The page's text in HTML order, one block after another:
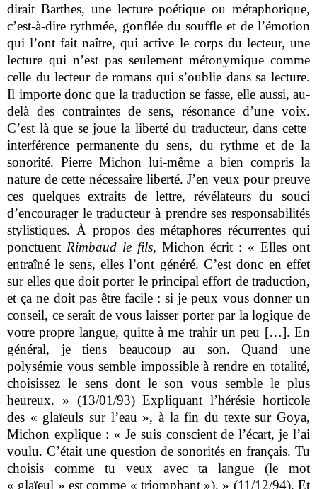
dirait Barthes, une lecture poétique ou métaphorique,
c’est-à-dire rythmée, gonflée du souffle et de l’émotion
qui l’ont fait naître, qui active le corps du lecteur, une
lecture qui n’est pas seulement métonymique comme
celle du lecteur de romans qui s’oublie dans sa lecture.
Il importe donc que la traduction se fasse, elle aussi, au-
delà des contraintes de sens, résonance d’une voix.
C’est là que se joue la liberté du traducteur, dans cette
interférence permanente du sens, du rythme et de la
sonorité. Pierre Michon lui-même a bien compris la
nature de cette nécessaire liberté. J’en veux pour preuve
ces quelques extraits de lettre, révélateurs du souci
d’encourager le traducteur à prendre ses responsabilités
stylistiques. À propos des métaphores récurrentes qui
ponctuent Rimbaud le fils, Michon écrit : « Elles ont
entraîné le sens, elles l’ont généré. C’est donc en effet
sur elles que doit porter le principal effort de traduction,
et ça ne doit pas être facile : si je peux vous donner un
conseil, ce serait de vous laisser porter par la logique de
votre propre langue, quitte à me trahir un peu […]. En
général, je tiens beaucoup au son. Quand une
polysémie vous semble impossible à rendre en totalité,
choisissez le sens dont le son vous semble le plus
heureux. » (13/01/93) Expliquant l’hérésie horticole
des « glaïeuls sur l’eau », à la fin du texte sur Goya,
Michon explique : « Je suis conscient de l’écart, je l’ai
voulu. C’était une question de sonorités en français. Tu
choisis comme tu veux avec ta langue (le mot
« glaïeul » est comme « triomphant »). » (11/12/94). Et